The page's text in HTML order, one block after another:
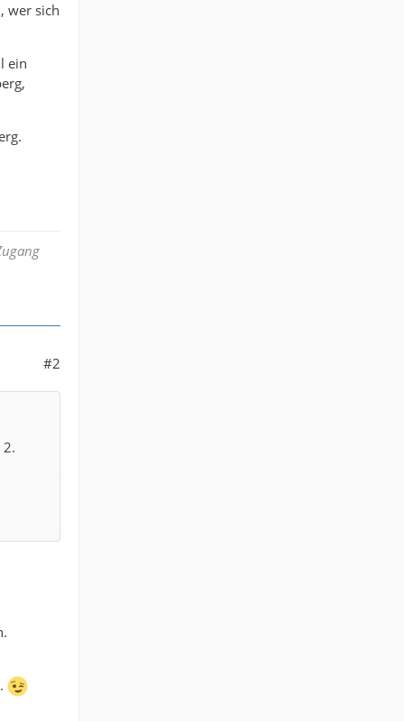
wer sich
ein
#2